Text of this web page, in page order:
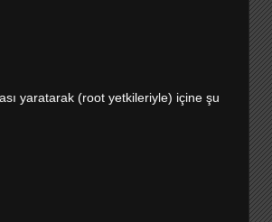
yaratarak (root yetkileriyle) içine şu